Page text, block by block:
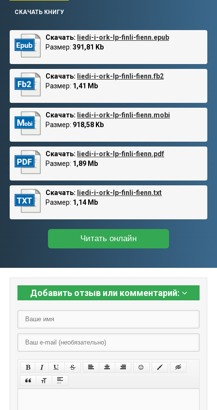
СКАЧАТЬ КНИГУ
Скачать: liedi-i-ork-lp-finli-fienn.epub
Размер: 391,81 Kb
Скачать: liedi-i-ork-lp-finli-fienn.fb2
Размер: 1,41 Mb
Скачать: liedi-i-ork-lp-finli-fienn.mobi
Размер: 918,58 Kb
Скачать: liedi-i-ork-lp-finli-fienn.pdf
Размер: 1,89 Mb
Скачать: liedi-i-ork-lp-finli-fienn.txt
Размер: 1,14 Mb
Читать онлайн
Добавить отзыв или комментарий: